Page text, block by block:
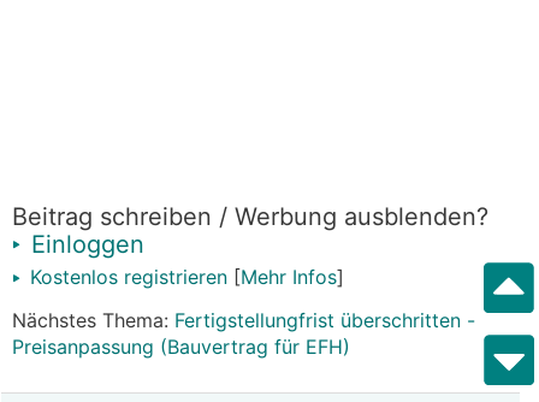
Beitrag schreiben / Werbung ausblenden?
Einloggen
Kostenlos registrieren [Mehr Infos]
Nächstes Thema: Fertigstellungfrist überschritten -
Preisanpassung (Bauvertrag für EFH)